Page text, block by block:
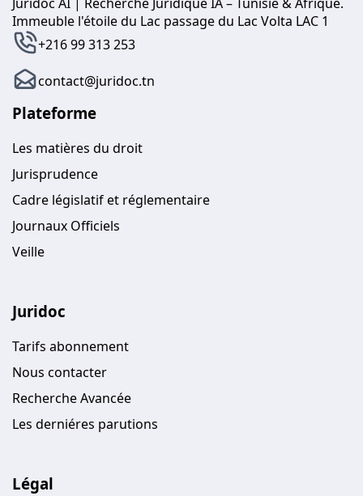
Immeuble l'étoile du Lac passage du Lac Volta LAC 1
+216 99 313 253
contact@juridoc.tn
Plateforme
Les matières du droit
Jurisprudence
Cadre législatif et réglementaire
Journaux Officiels
Veille
Juridoc
Tarifs abonnement
Nous contacter
Recherche Avancée
Les derniéres parutions
Légal